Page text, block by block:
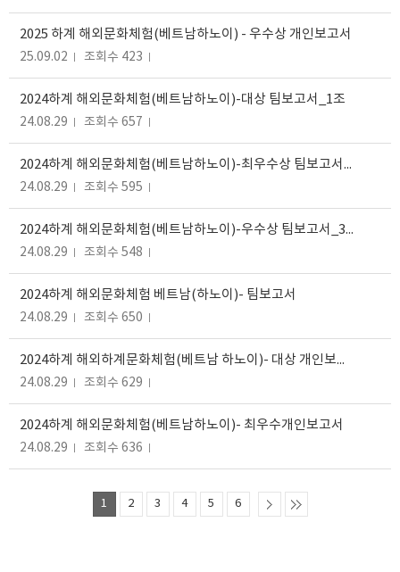
2025 하계 해외문화체험(베트남하노이) - 우수상 개인보고서
25.09.02 조회수 423
2024하계 해외문화체험(베트남하노이)-대상 팀보고서_1조
24.08.29 조회수 657
2024하계 해외문화체험(베트남하노이)-최우수상 팀보고서_5조
24.08.29 조회수 595
2024하계 해외문화체험(베트남하노이)-우수상 팀보고서_3조
24.08.29 조회수 548
2024하계 해외문화체험 베트남(하노이)- 팀보고서
24.08.29 조회수 650
2024하계 해외하계문화체험(베트남 하노이)- 대상 개인보고서
24.08.29 조회수 629
2024하계 해외문화체험(베트남하노이)- 최우수개인보고서
24.08.29 조회수 636
1 2 3 4 5 6